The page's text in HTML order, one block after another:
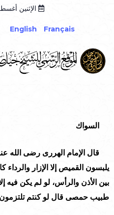
الإثنين أغسطس 10,
Français
English
السواك
قال الإمام الهررى رضى الله
يلبسون القميص إلا الإزار
بين الأذن والرأس، لو لم يكن فيه
طبيب حمصى قال لو كنتم تلتزمون